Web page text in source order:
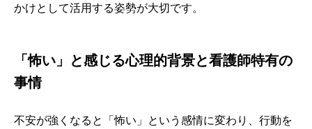
かけとして活用する姿勢が大切です。
「怖い」と感じる心理的背景と看護師特有の
事情
不安が強くなると「怖い」という感情に変わり、行動を